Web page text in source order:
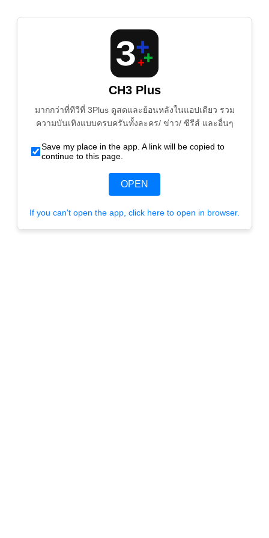
CH3 Plus
มากกว่าที่ทีวีที่ 3Plus ดูสดและย้อนหลังในแอปเดียว รวม
ความบันเทิงแบบครบครันทั้งละคร/ ข่าว/ ซีรีส์ และอื่นๆ
Save my place in the app. A link will be copied to
continue to this page.
OPEN
If you can't open the app, click here to open in browser.